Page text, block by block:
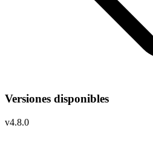
Versiones disponibles
v4.8.0